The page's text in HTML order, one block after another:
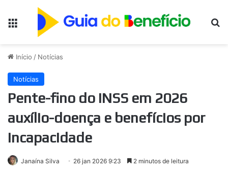
Início / Notícias
Notícias
Pente-fino do INSS em 2026
auxílio-doença e benefícios por
incapacidade
Janaína Silva 26 jan 2026 9:23 2 minutos de leitura